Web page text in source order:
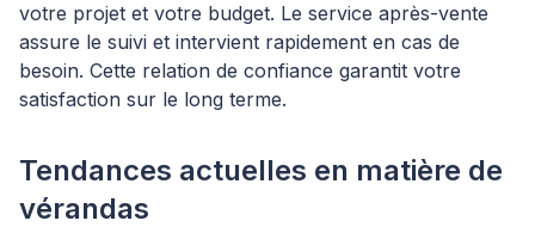
votre projet et votre budget. Le service après-vente
assure le suivi et intervient rapidement en cas de
besoin. Cette relation de confiance garantit votre
satisfaction sur le long terme.
Tendances actuelles en matière de
vérandas